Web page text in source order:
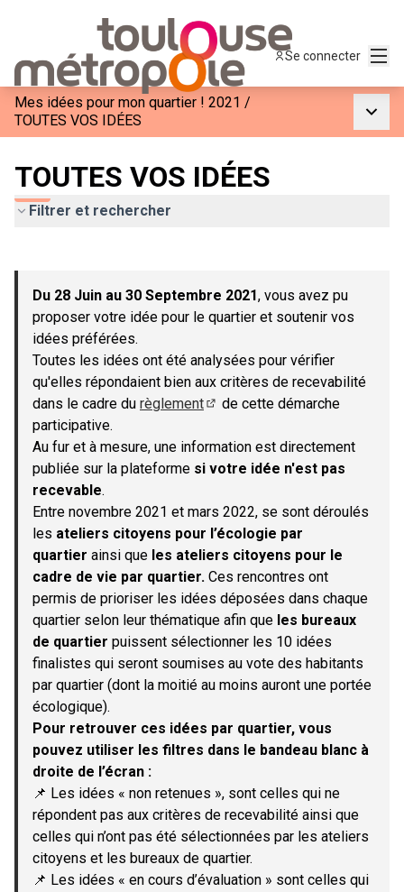
Se connecter
Mes idées pour mon quartier ! 2021 /
TOUTES VOS IDÉES
TOUTES VOS IDÉES
Filtrer et rechercher
−
Du 28 Juin au 30 Septembre 2021, vous avez pu
proposer votre idée pour le quartier et soutenir vos
idées préférées.
Toutes les idées ont été analysées pour vérifier
qu'elles répondaient bien aux critères de recevabilité
dans le cadre du règlement
de cette démarche
participative.
Au fur et à mesure, une information est directement
publiée sur la plateforme si votre idée n'est pas
recevable.
Entre novembre 2021 et mars 2022, se sont déroulés
les ateliers citoyens pour l’écologie par
quartier ainsi que les ateliers citoyens pour le
cadre de vie par quartier. Ces rencontres ont
permis de prioriser les idées déposées dans chaque
quartier selon leur thématique afin que les bureaux
de quartier puissent sélectionner les 10 idées
finalistes qui seront soumises au vote des habitants
par quartier (dont la moitié au moins auront une portée
écologique).
Pour retrouver ces idées par quartier, vous
pouvez utiliser les filtres dans le bandeau blanc à
droite de l’écran :
📌 Les idées « non retenues », sont celles qui ne
répondent pas aux critères de recevabilité ainsi que
celles qui n’ont pas été sélectionnées par les ateliers
citoyens et les bureaux de quartier.
📌 Les idées « en cours d’évaluation » sont celles qui